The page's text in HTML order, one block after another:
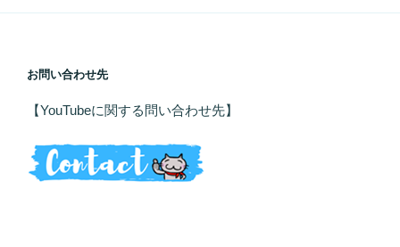
お問い合わせ先
【YouTubeに関する問い合わせ先】